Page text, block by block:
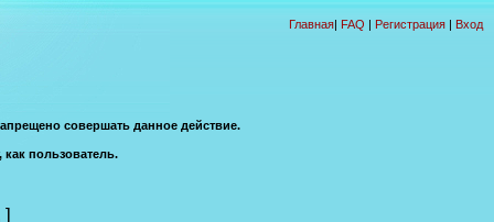
Главная| FAQ | Регистрация | Вход
совершать данное действие.
как пользователь.
]